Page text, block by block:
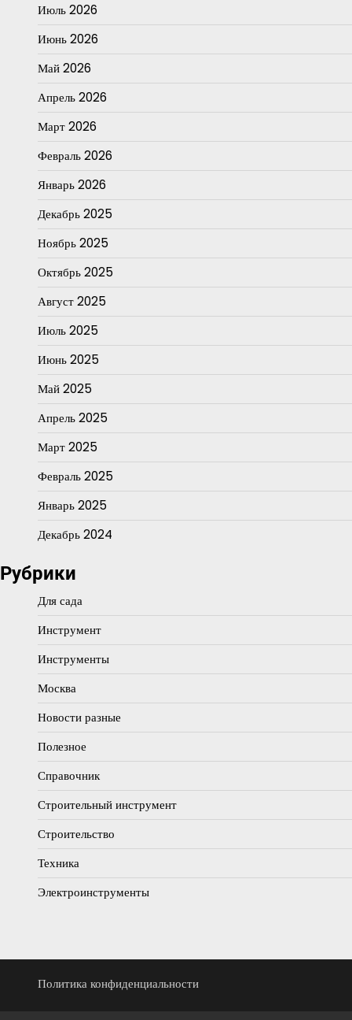
Июль 2026
Июнь 2026
Май 2026
Апрель 2026
Март 2026
Февраль 2026
Январь 2026
Декабрь 2025
Ноябрь 2025
Октябрь 2025
Август 2025
Июль 2025
Июнь 2025
Май 2025
Апрель 2025
Март 2025
Февраль 2025
Январь 2025
Декабрь 2024
Рубрики
Для сада
Инструмент
Инструменты
Москва
Новости разные
Полезное
Справочник
Строительный инструмент
Строительство
Техника
Электроинструменты
Политика конфиденциальности